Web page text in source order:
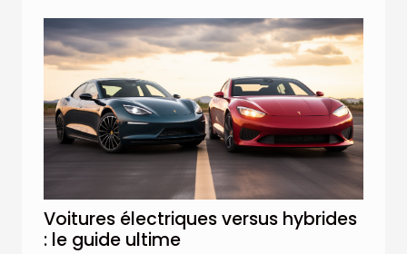
Voitures électriques versus hybrides
: le guide ultime